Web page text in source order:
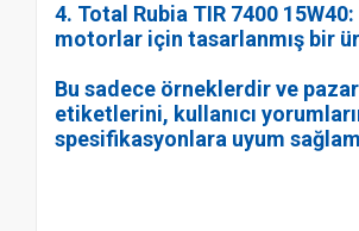
4. Total Rubia TIR 7400
motorlar için tasarlanmış bir
Bu sadece örneklerdir ve
etiketlerini, kullanıcı
spesifikasyonlara uyum